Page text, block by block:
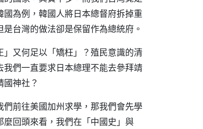
為例，韓國人將日本總督府拆掉重
台灣的做法卻是保留作為總統府。
又何足以「矯枉」？殖民意識的清
們一直要求日本總理不能去參拜靖
神社？
前往美國加州求學，那我們會先學
麼回頭來看，我們在「中國史」與